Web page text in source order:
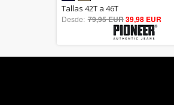
5.00
out of 5
Tallas 42T a 46T
Desde: 79,95 EUR39,98 EUR